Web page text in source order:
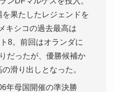
果たしたレジェンドを
キシコの過去最高は
8。前回はオランダに
だったが、優勝候補か
滑り出しとなった。
年母国開催の準決勝